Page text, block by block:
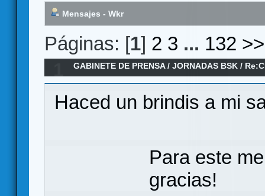
Mensajes - Wkr
Páginas: [1] 2 3 ... 132 >>
GABINETE DE PRENSA/JORNADAS BSK /
Haced un brindis a mi
Para este
gracias!